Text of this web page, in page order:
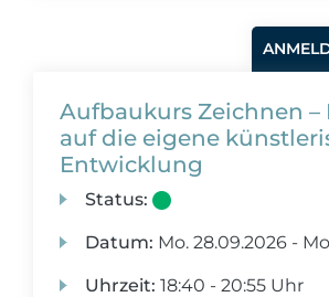
Aufbaukurs Zeichnen –
auf die eigene
Entwicklung
Status:
Datum: Mo. 28.09.2026 -
Uhrzeit: 18:40 - 20:55 Uhr